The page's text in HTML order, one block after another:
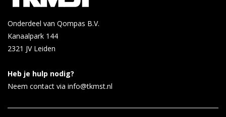
Onderdeel van Qompas B.V.
Kanaalpark 144
2321 JV Leiden
Heb je hulp nodig?
Neem contact via info@tkmst.nl